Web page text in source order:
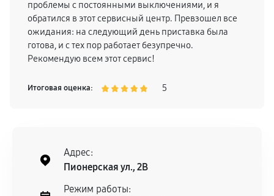
проблемы с постоянными выключениями, и я
обратился в этот сервисный центр. Превзошел все
ожидания: на следующий день приставка была
готова, и с тех пор работает безупречно.
Рекомендую всем этот сервис!
Итоговая оценка: 5
Адрес:
Пионерская ул., 2В
Режим работы: